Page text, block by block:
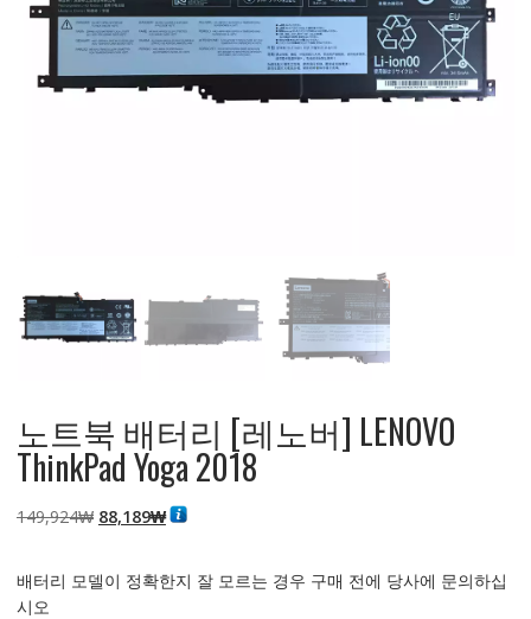
노트북 배터리 [레노버] LENOVO
ThinkPad Yoga 2018
149,924₩ 원
격:
88,189₩현
격:
배터리 모델이 정확한지 잘 모르는 경우 구매 전에 당사에 문의하십
시오